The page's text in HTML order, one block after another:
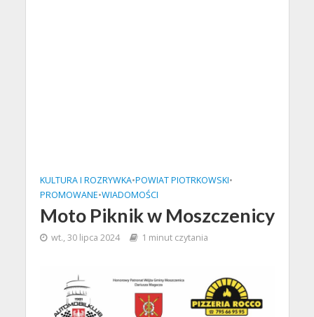
KULTURA I ROZRYWKA•POWIAT PIOTRKOWSKI•
PROMOWANE•WIADOMOŚCI
Moto Piknik w Moszczenicy
wt., 30 lipca 2024 1 minut czytania